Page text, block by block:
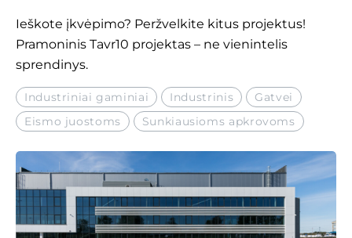
Ieškote įkvėpimo? Peržvelkite kitus projektus!
Pramoninis Tavr10 projektas – ne vienintelis
sprendinys.
Industriniai gaminiai Industrinis
Gatvei
Eismo juostoms
Sunkiausioms apkrovoms